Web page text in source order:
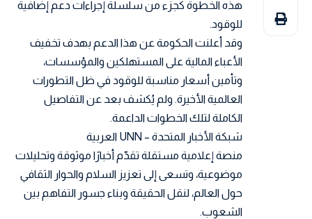
هذه الخطوة كجزء من سلسلة إجراءات دعم إضافية
للوقود.
وقد أعلنت الحكومة عن هذا الدعم بهدف تخفيف
الأعباء المالية على المستهلكين والمؤسسات،
وتأمين أسعار مناسبة للوقود في ظل التطورات
العالمية الأخيرة. ولم يُكشف بعد عن التفاصيل
الكاملة لتلك الخطوات الداعمة.
شبكة الأخبار المتحدة – UNN العربية
منصة إعلامية مستقلة تقدّم أخبارًا موثوقة وتحليلات
موضوعية، وتسعى إلى تعزيز السلام والحوار الثقافي
حول العالم، لنقل الحقيقة وبناء جسور التفاهم بين
الشعوب.